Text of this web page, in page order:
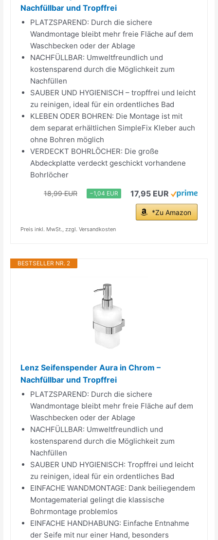
Nachfüllbar und Tropffrei
PLATZSPAREND: Durch die sichere
Wandmontage bleibt mehr freie Fläche auf dem
Waschbecken oder der Ablage
NACHFÜLLBAR: Umweltfreundlich und
kostensparend durch die Möglichkeit zum
Nachfüllen
SAUBER UND HYGIENISCH – tropffrei und leicht
zu reinigen, ideal für ein ordentliches Bad
KLEBEN ODER BOHREN: Die Montage ist mit
dem separat erhältlichen SimpleFix Kleber auch
ohne Bohren möglich
VERDECKT BOHRLÖCHER: Die große
Abdeckplatte verdeckt geschickt vorhandene
Bohrlöcher
18,99 EUR −1,04 EUR 17,95 EUR
*Zu Amazon
Preis inkl. MwSt., zzgl. Versandkosten
BESTSELLER NR. 2
Lenz Seifenspender Aura in Chrom –
Nachfüllbar und Tropffrei
PLATZSPAREND: Durch die sichere
Wandmontage bleibt mehr freie Fläche auf dem
Waschbecken oder der Ablage
NACHFÜLLBAR: Umweltfreundlich und
kostensparend durch die Möglichkeit zum
Nachfüllen
SAUBER UND HYGIENISCH: Tropffrei und leicht
zu reinigen, ideal für ein ordentliches Bad
EINFACHE WANDMONTAGE: Dank beiliegendem
Montagematerial gelingt die klassische
Bohrmontage problemlos
EINFACHE HANDHABUNG: Einfache Entnahme
der Seife mit nur einer Hand, besonders